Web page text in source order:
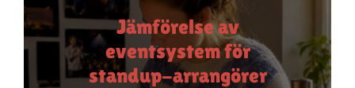
Jämförelse av
eventsystem för
standup-arrangörer